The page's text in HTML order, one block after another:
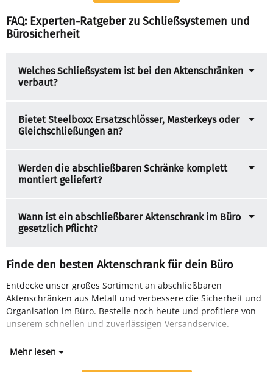
FAQ: Experten-Ratgeber zu Schließsystemen und
Bürosicherheit
Welches Schließsystem ist bei den Aktenschränken
verbaut?
Bietet Steelboxx Ersatzschlösser, Masterkeys oder
Gleichschließungen an?
Werden die abschließbaren Schränke komplett
montiert geliefert?
Wann ist ein abschließbarer Aktenschrank im Büro
gesetzlich Pflicht?
Finde den besten Aktenschrank für dein Büro
Entdecke unser großes Sortiment an abschließbaren
Aktenschränken aus Metall und verbessere die Sicherheit und
Organisation im Büro. Bestelle noch heute und profitiere von
unserem schnellen und zuverlässigen Versandservice.
Mehr lesen